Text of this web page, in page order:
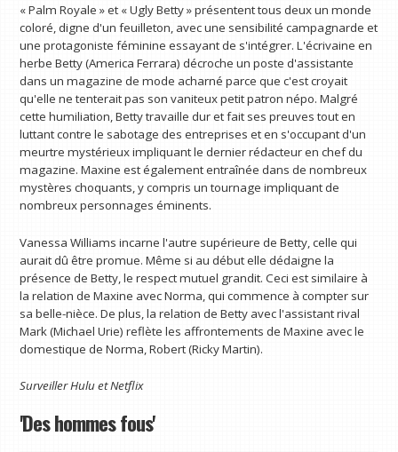
« Palm Royale » et « Ugly Betty » présentent tous deux un monde
coloré, digne d'un feuilleton, avec une sensibilité campagnarde et
une protagoniste féminine essayant de s'intégrer. L'écrivaine en
herbe Betty (America Ferrara) décroche un poste d'assistante
dans un magazine de mode acharné parce que c'est croyait
qu'elle ne tenterait pas son vaniteux petit patron népo. Malgré
cette humiliation, Betty travaille dur et fait ses preuves tout en
luttant contre le sabotage des entreprises et en s'occupant d'un
meurtre mystérieux impliquant le dernier rédacteur en chef du
magazine. Maxine est également entraînée dans de nombreux
mystères choquants, y compris un tournage impliquant de
nombreux personnages éminents.
Vanessa Williams incarne l'autre supérieure de Betty, celle qui
aurait dû être promue. Même si au début elle dédaigne la
présence de Betty, le respect mutuel grandit. Ceci est similaire à
la relation de Maxine avec Norma, qui commence à compter sur
sa belle-nièce. De plus, la relation de Betty avec l'assistant rival
Mark (Michael Urie) reflète les affrontements de Maxine avec le
domestique de Norma, Robert (Ricky Martin).
SurveillerHuluetNetflix
'Des hommes fous'